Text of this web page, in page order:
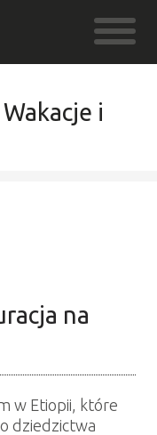
i
na
w Etiopii, które
dziedzictwa